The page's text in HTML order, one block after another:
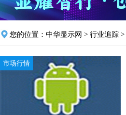
您的位置： 中华显示网 > 行业追踪 >
市场行情